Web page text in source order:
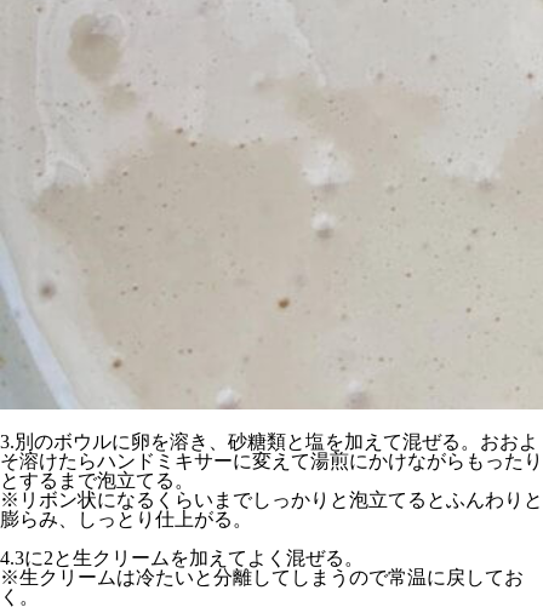
3.別のボウルに卵を溶き、砂糖類と塩を加えて混ぜる。おおよ
そ溶けたらハンドミキサーに変えて湯煎にかけながらもったり
とするまで泡立てる。
※リボン状になるくらいまでしっかりと泡立てるとふんわりと
膨らみ、しっとり仕上がる。
4.3に2と生クリームを加えてよく混ぜる。
※生クリームは冷たいと分離してしまうので常温に戻してお
く。